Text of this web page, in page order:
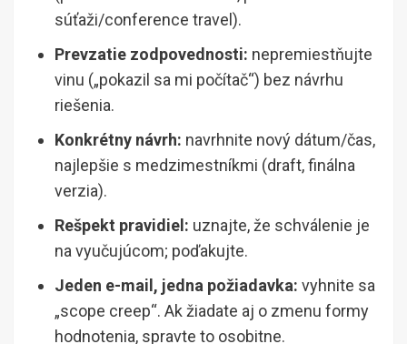
súťaži/conference travel).
Prevzatie zodpovednosti: nepremiestňujte
vinu („pokazil sa mi počítač“) bez návrhu
riešenia.
Konkrétny návrh: navrhnite nový dátum/čas,
najlepšie s medzimestníkmi (draft, finálna
verzia).
Rešpekt pravidiel: uznajte, že schválenie je
na vyučujúcom; poďakujte.
Jeden e-mail, jedna požiadavka: vyhnite sa
„scope creep“. Ak žiadate aj o zmenu formy
hodnotenia, spravte to osobitne.